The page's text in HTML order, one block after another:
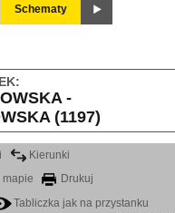
Schematy
-
(1197)
Kierunki
mapie
Drukuj
Tabliczka jak na przystanku